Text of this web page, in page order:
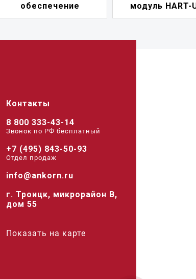
обеспечение
модуль HART-
Контакты
8 800 333-43-14
Звонок по РФ беcплатный
+7 (495) 843-50-93
Отдел продаж
info@ankorn.ru
г. Троицк, микрорайон В,
дом 55
Показать на карте